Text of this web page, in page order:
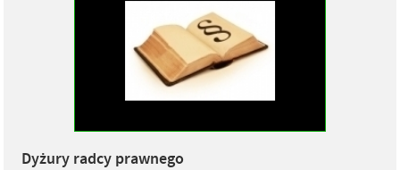
Dyżury radcy prawnego